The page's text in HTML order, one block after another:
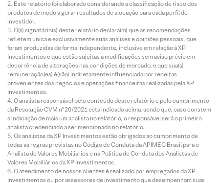
Este relatório foi elaborado considerando a classificação de risco dos
produtos de modo a gerar resultados de alocação para cada perfil de
investidor.
O(s) signatário(s) deste relatório declara(m) que as recomendações
refletem única e exclusivamente suas análises e opiniões pessoais, que
foram produzidas de forma independente, inclusive em relação à XP
Investimentos e que estão sujeitas a modificações sem aviso prévio em
decorrência de alterações nas condições de mercado, e que sua(s)
remuneração(es) é(são) indiretamente influenciada por receitas
provenientes dos negócios e operações financeiras realizadas pela XP
Investimentos.
O analista responsável pelo conteúdo deste relatório e pelo cumprimento
da Resolução CVM nº 20/2021 está indicado acima, sendo que, caso constem
a indicação de mais um analista no relatório, o responsável será o primeiro
analista credenciado a ser mencionado no relatório.
Os analistas da XP Investimentos estão obrigados ao cumprimento de
todas as regras previstas no Código de Conduta da APIMEC Brasil para o
Analista de Valores Mobiliários e na Política de Conduta dos Analistas de
Valores Mobiliários da XP Investimentos.
O atendimento de nossos clientes é realizado por empregados da XP
Investimentos ou por assessores de investimento que desempenham suas